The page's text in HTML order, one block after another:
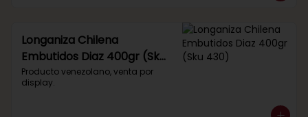
Longaniza Chilena
Embutidos Diaz 400gr (Sku
430)
Producto venezolano, venta por
display.